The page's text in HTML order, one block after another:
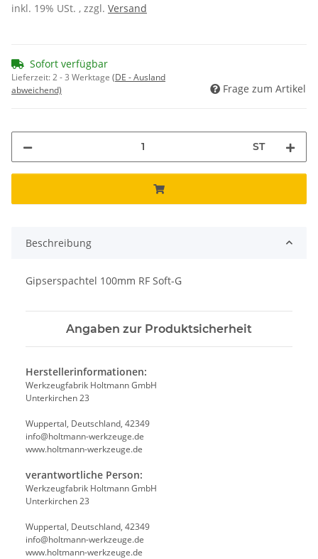
inkl. 19% USt. , zzgl. Versand
Sofort verfügbar
Lieferzeit:2 - 3 Werktage (DE - Ausland
abweichend)
Frage zum Artikel
ST
Beschreibung
Gipserspachtel 100mm RF Soft-G
Angaben zur Produktsicherheit
Herstellerinformationen:
Werkzeugfabrik Holtmann GmbH
Unterkirchen 23
Wuppertal, Deutschland, 42349
info@holtmann-werkzeuge.de
www.holtmann-werkzeuge.de
verantwortliche Person:
Werkzeugfabrik Holtmann GmbH
Unterkirchen 23
Wuppertal, Deutschland, 42349
info@holtmann-werkzeuge.de
www.holtmann-werkzeuge.de